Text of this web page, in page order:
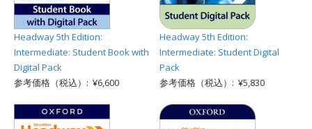
Headway 5th Edition:
Intermediate: Student Book with
Digital Pack
参考価格（税込）: ¥6,600
Headway 5th Edition:
Intermediate: Student Digital
Pack
参考価格（税込）: ¥5,830